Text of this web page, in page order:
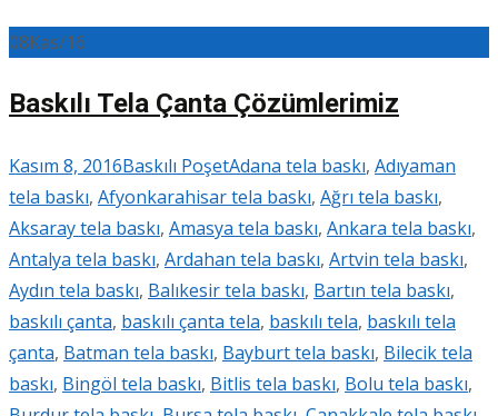
08Kas/16
Baskılı Tela Çanta Çözümlerimiz
Kasım 8, 2016Baskılı PoşetAdana tela baskı, Adıyaman
tela baskı, Afyonkarahisar tela baskı, Ağrı tela baskı,
Aksaray tela baskı, Amasya tela baskı, Ankara tela baskı,
Antalya tela baskı, Ardahan tela baskı, Artvin tela baskı,
Aydın tela baskı, Balıkesir tela baskı, Bartın tela baskı,
baskılı çanta, baskılı çanta tela, baskılı tela, baskılı tela
çanta, Batman tela baskı, Bayburt tela baskı, Bilecik tela
baskı, Bingöl tela baskı, Bitlis tela baskı, Bolu tela baskı,